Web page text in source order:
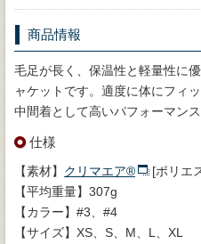
商品情報
毛足が長く、保温性と軽量性に
ャケットです。適度に体にフィ
中間着として高いパフォーマンス
仕様
【素材】 クリマエア®
[ポリエ
【平均重量】307g
【カラー】#3、#4
【サイズ】XS、S、M、L、XL